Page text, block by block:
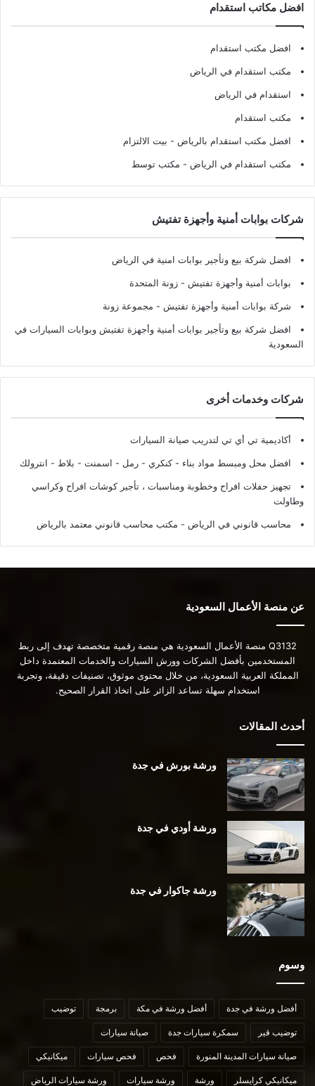
افضل مكاتب استقدام
افضل مكتب استقدام
مكتب استقدام في الرياض
استقدام في الرياض
مكتب استقدام
افضل مكتب استقدام بالرياض - بيت الالتزام
مكتب استقدام في الرياض - مكتب توسط
شركات بوابات أمنية وأجهزة تفتيش
افضل شركة بيع وتأجير بوابات امنية في الرياض
بوابات أمنية وأجهزة تفتيش - زونة المتحدة
شركة بوابات أمنية وأجهزة تفتيش - مجموعة زونة
افضل شركة بيع وتأجير بوابات أمنية وأجهزة تفتيش وبوابات السيارات في
السعودية
شركات وخدمات أخرى
أكاديمية تي أي تي لتدريب صيانة السيارات
افضل محل ومبسط مواد بناء - كنكري - رمل - اسمنت - بلاط - انترولك
تجهيز حفلات افراح وخطوبة ومناسبات ، تأجير كوشات افراح وكراسي
وطاولت
محاسب قانوني في الرياض - مكتب محاسب قانوني معتمد بالرياض
عن منصة الأعمال السعودية
Q3132 منصة الأعمال السعودية هي منصة رقمية متخصصة تهدف إلى ربط
المستخدمين بأفضل الشركات وورش السيارات والخدمات المعتمدة داخل
المملكة العربية السعودية، من خلال محتوى موثوق، تصنيفات دقيقة، وتجربة
استخدام سهلة تساعد الزائر على اتخاذ القرار الصحيح.
أحدث المقالات
ورشة بورش في جدة
ورشة أودي في جدة
ورشة جاكوار في جدة
وسوم
أفضل ورشة في جدة أفضل ورشة في مكة برمجة توضيب
توضيب قير سمكرة سيارات جدة صيانة سيارات
صيانة سيارات المدينة المنورة فحص فحص سيارات ميكانيكي
ميكانيكي كرايسلر ورشة ورشة سيارات ورشة سيارات الرياض